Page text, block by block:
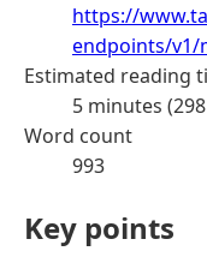
https://
endpoints/v1/
Estimated reading
5 minutes
Word count
993
Key points